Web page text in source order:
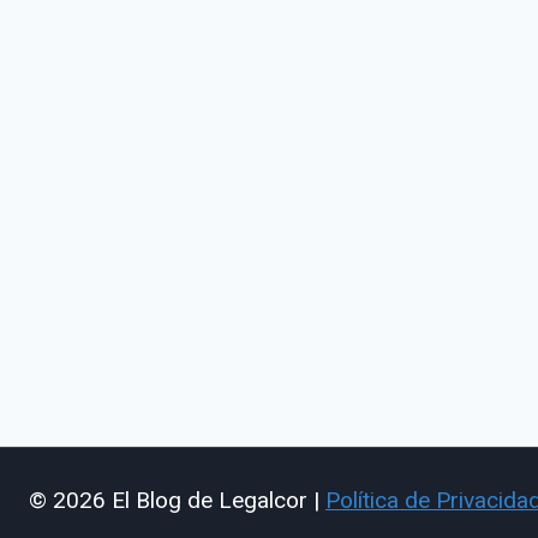
© 2026 El Blog de Legalcor | Política de